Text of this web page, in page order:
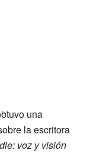
una
la escritora
voz y visión